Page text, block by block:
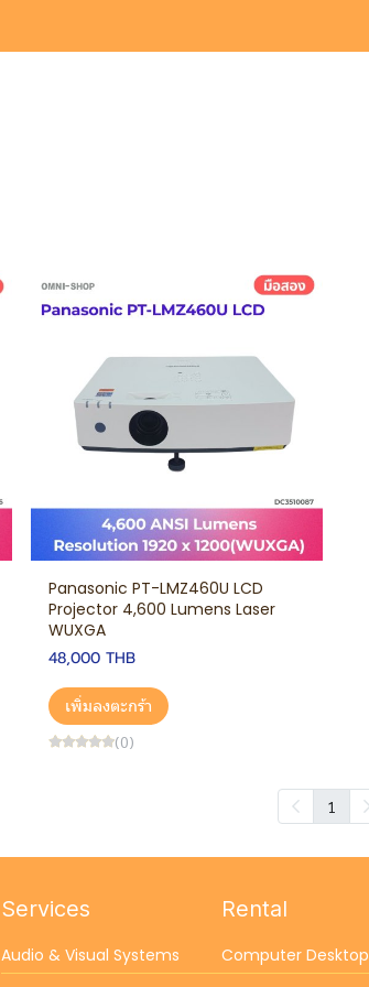
Panasonic PT-LMZ460U LCD
Projector 4,600 Lumens Laser
WUXGA
48,000 THB
เพิ่มลงตะกร้า
(0)
1
Services
Audio & Visual Systems
Rental
Computer Desktop